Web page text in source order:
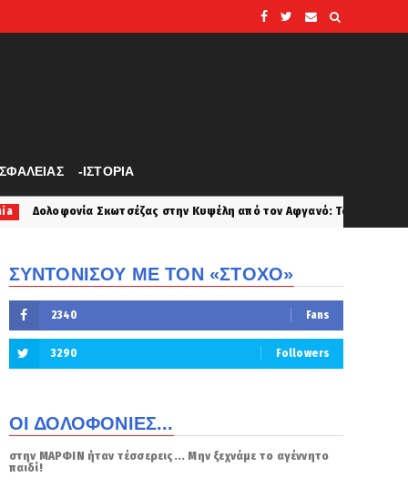
-ΙΣΤΟΡΙΑ
στην Κυψέλη από τον Αφγανό: Τα δύο σενάρια που εξετάζουν
ΣΥΝΤΟΝΙΣΟΥ ΜΕ ΤΟΝ «ΣΤΟΧΟ»
2340 Fans
3290 Followers
ΟΙ ΔΟΛΟΦΟΝΙΕΣ...
στην ΜΑΡΦΙΝ ήταν τέσσερεις... Μην ξεχνάμε το αγέννητο
παιδί!